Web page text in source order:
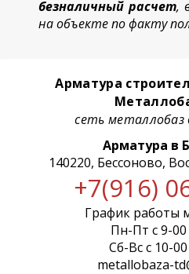
безналичный расчет,
на объекте по факту
Арматура
сеть
Арматура в
140220, Бессоново,
+7(916)
График работы
Пн-Пт с 9-
Сб-Вс с 10-
metallobaza-